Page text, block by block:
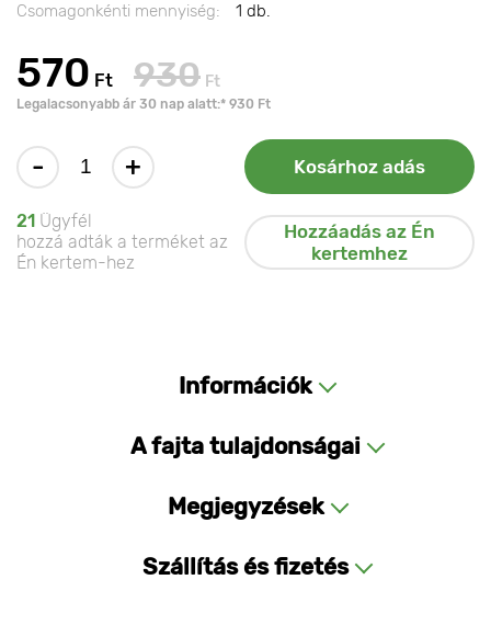
Csomagonkénti mennyiség:
1 db.
570 Ft 930 Ft
Legalacsonyabb ár 30 nap alatt:* 930 Ft
- + Kosárhoz adás
21 Ügyfél
hozzá adták a terméket az
Én kertem-hez
Hozzáadás az Én
kertemhez
Információk
A fajta tulajdonságai
Megjegyzések
Szállítás és fizetés